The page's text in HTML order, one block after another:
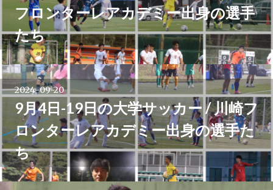
フロンターレアカデミー出身の選手
たち
2024-09-20
9月4日-19日の大学サッカー / 川崎フ
ロンターレアカデミー出身の選手た
ち